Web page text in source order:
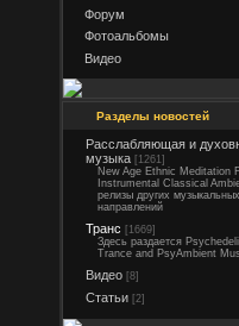
Форум
Фотоальбомы
Видео
Разделы новостей
Расслабляющая и
музыка [1261]
New Age Ethnic Meditation
Instrumental Classical
релизы других музыкальных
направлений
Транс [1669]
Здесь раздается
Trance and PsyAmbient
Видео [8]
Статьи [2]